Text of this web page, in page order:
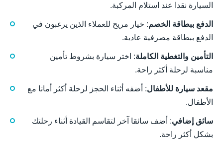
السيارة نقدا عند استلام المركبة.
الدفع ببطاقة الخصم: خيار مريح للعملاء الذين يرغبون في
الدفع ببطاقة مصرفية عادية.
التأمين والتغطية الكاملة: اختر سيارة بشروط تأمين
مناسبة لرحلة أكثر راحة.
مقعد سيارة للأطفال: أضفه أثناء الحجز لرحلة أكثر أمانا مع
الأطفال.
سائق إضافي: أضف سائقا آخر لتقاسم القيادة أثناء رحلتك
بشكل أكثر راحة.